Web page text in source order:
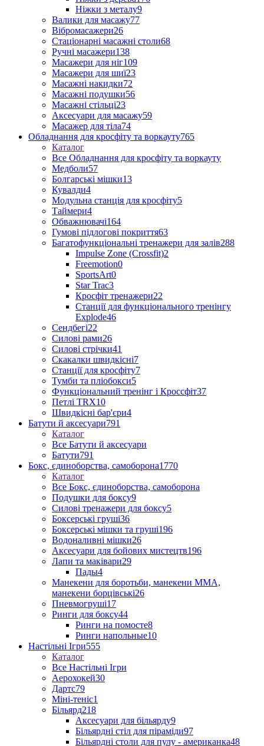
Ніжки з металу9
Валики для масажу77
Вібромасажери26
Стаціонарні масажні столи68
Ручні масажери138
Масажери для ніг109
Масажери для шиї23
Масажні накидки72
Масажні подушки56
Масажні стільці23
Аксесуари для масажу59
Масажер для тіла74
Обладнання для кросфіту та воркауту765
Каталог
Все Обладнання для кросфіту та воркауту
Медболи57
Болгарські мішки13
Кувалди4
Модульна станція для кросфіту5
Таймери4
Обважнювачі164
Гумові підлогові покриття63
Багатофункціональні тренажери для залів288
Impulse Zone (Crossfit)2
Freemotion0
SportsArt0
Star Trac3
Кросфіт тренажери22
Станції для функціонального тренінгу
Explode46
Сендбегі22
Силові рами26
Силові стрічки41
Скакалки швидкісні7
Станції для кросфіту7
Тумби та пліобокси5
Функціональний тренінг і Кроссфіт37
Петлі TRX10
Швидкісні бар'єри4
Батути й аксесуари791
Каталог
Все Батути й аксесуари
Батути791
Бокс, єдиноборства, самоборона1770
Каталог
Все Бокс, єдиноборства, самоборона
Подушки для боксу9
Силові тренажери для боксу5
Боксерські груші36
Боксерські мішки та груші196
Водоналивні мішки26
Аксесуари для бойових мистецтв196
Лапи та маківари29
Пады4
Манекени для боротьби, манекени ММА,
манекени борцівські26
Пневмогруші17
Ринги для боксу44
Ринги на помосте8
Ринги напольные10
Настільні Ігри555
Каталог
Все Настільні Ігри
Аерохокей30
Дартс79
Міні-теніс1
Більярд218
Аксесуари для більярду9
Більярдні стіл для піраміди97
Більярдні столи для пулу - американка48